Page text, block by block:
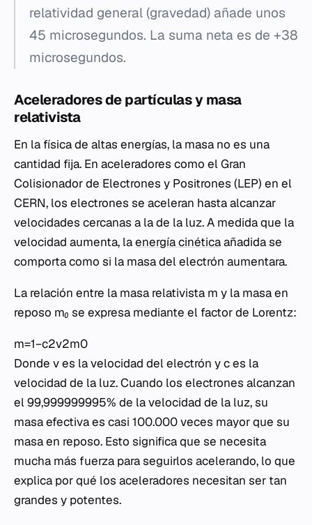
relatividad general (gravedad) añade unos
45 microsegundos. La suma neta es de +38
microsegundos.
Aceleradores de partículas y masa
relativista
En la física de altas energías, la masa no es una
cantidad fija. En aceleradores como el Gran
Colisionador de Electrones y Positrones (LEP) en el
CERN, los electrones se aceleran hasta alcanzar
velocidades cercanas a la de la luz. A medida que la
velocidad aumenta, laenergía cinéticaañadida se
comporta como si la masa del electrón aumentara.
La relación entre la masa relativista m y la masa en
reposo m₀ se expresa mediante el factor de Lorentz:
m=1−c2v2​​m0​​
Donde ves la velocidad del electrón yces la
velocidad de la luz. Cuando los electrones alcanzan
el 99,999999995% de la velocidad de la luz, su
masa efectiva es casi 100.000 veces mayor que su
masa en reposo. Esto significa que se necesita
mucha más fuerza para seguirlos acelerando, lo que
explica por qué los aceleradores necesitan ser tan
grandes y potentes.